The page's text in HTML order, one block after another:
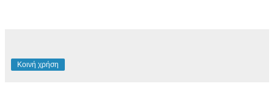
Κοινή χρήση